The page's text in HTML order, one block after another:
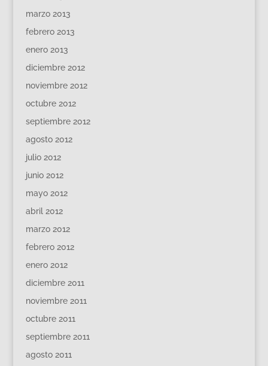
marzo 2013
febrero 2013
enero 2013
diciembre 2012
noviembre 2012
octubre 2012
septiembre 2012
agosto 2012
julio 2012
junio 2012
mayo 2012
abril 2012
marzo 2012
febrero 2012
enero 2012
diciembre 2011
noviembre 2011
octubre 2011
septiembre 2011
agosto 2011